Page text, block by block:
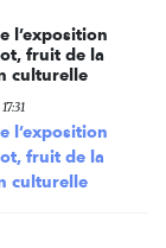
l’exposition
fruit de la
culturelle
l’exposition
fruit de la
culturelle